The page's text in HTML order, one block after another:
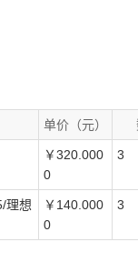
单价（元）
￥320.000
0
3
理想
￥140.000
0
3